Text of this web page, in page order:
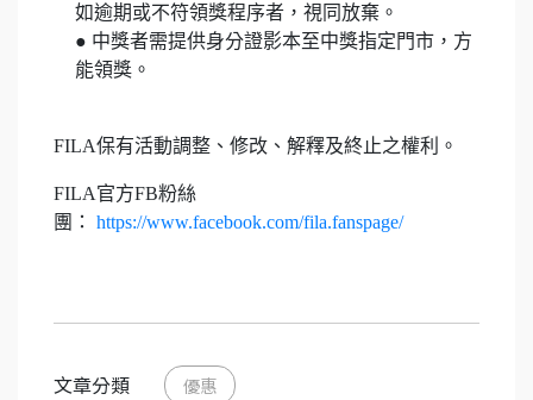
如逾期或不符領獎程序者，視同放棄。
● 中獎者需提供身分證影本至中獎指定門市，方
能領獎。
FILA保有活動調整、修改、解釋及終止之權利。
FILA官方FB粉絲
團： https://www.facebook.com/fila.fanspage/
文章分類 優惠